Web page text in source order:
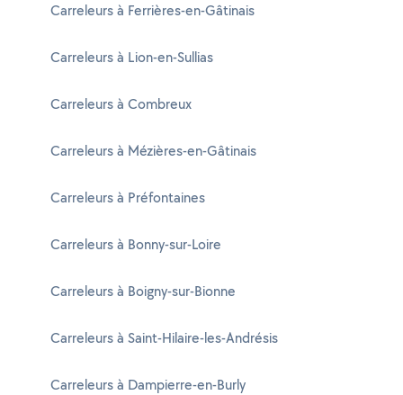
Carreleurs à Ferrières-en-Gâtinais
Carreleurs à Lion-en-Sullias
Carreleurs à Combreux
Carreleurs à Mézières-en-Gâtinais
Carreleurs à Préfontaines
Carreleurs à Bonny-sur-Loire
Carreleurs à Boigny-sur-Bionne
Carreleurs à Saint-Hilaire-les-Andrésis
Carreleurs à Dampierre-en-Burly